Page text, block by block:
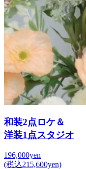
和装2点ロケ＆
洋装1点スタジオ
196,000yen
(税込215,600yen)